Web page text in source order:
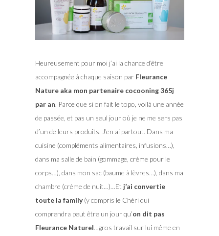
Heureusement pour moi j’ai la chance d’être
accompagnée à chaque saison par Fleurance
Nature aka mon partenaire cocooning 365j
par an. Parce que si on fait le topo, voilà une année
de passée, et pas un seul jour où je ne me sers pas
d’un de leurs produits. J’en ai partout. Dans ma
cuisine (compléments alimentaires, infusions…),
dans ma salle de bain (gommage, crème pour le
corps…), dans mon sac (baume à lèvres…), dans ma
chambre (crème de nuit…)…Et j’ai convertie
toute la family(y compris le Chéri qui
comprendra peut être un jour qu’on dit pas
Fleurance Naturel…gros travail sur lui même en